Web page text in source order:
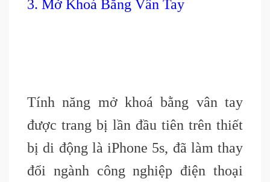
3. Mở Khoá Bằng Vân Tay
Tính năng mở khoá bằng vân tay
được trang bị lần đầu tiên trên thiết
bị di động là iPhone 5s, đã làm thay
đổi ngành công nghiệp điện thoại